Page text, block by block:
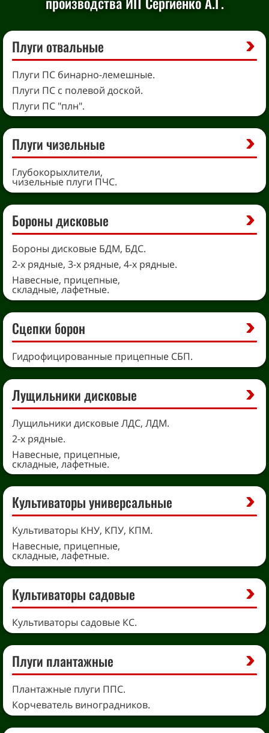
Плуги отвальные
Плуги ПС бинарно-лемешные.
Плуги ПС с полевой доской.
Плуги ПС "плн".
Плуги чизельные
Глубокорыхлители,
чизельные плуги ПЧС.
Бороны дисковые
Бороны дисковые БДМ, БДС.
2-х рядные, 3-х рядные, 4-х рядные.
Навесные, прицепные,
складные, лафетные.
Сцепки борон
Гидрофицированные прицепные СБП.
Лущильники дисковые
Лущильники дисковые ЛДС, ЛДМ.
2-х рядные.
Навесные, прицепные,
складные, лафетные.
Культиваторы универсальные
Культиваторы КНУ, КПУ, КПМ.
Навесные, прицепные,
складные, лафетные.
Культиваторы садовые
Культиваторы садовые КС.
Плуги плантажные
Плантажные плуги ППС.
Корчеватель виноградников.